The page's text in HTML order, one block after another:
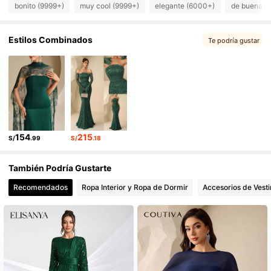
bonito (9999+) muy cool (9999+) elegante (6000+) de buena
Estilos Combinados Te podría gustar
S/154.99 S/215.18
También Podría Gustarte
Recomendados Ropa Interior y Ropa de Dormir Accesorios de